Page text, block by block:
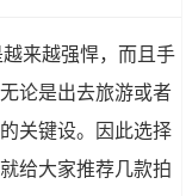
来越强悍，而且手
论是出去旅游或者
关键设。因此选择
给大家推荐几款拍